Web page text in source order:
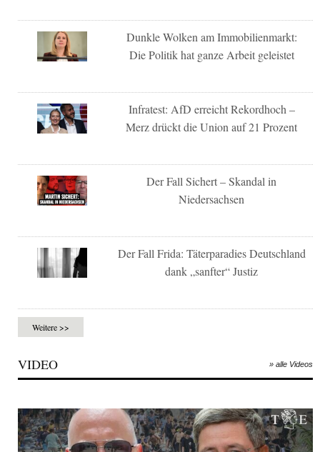
Dunkle Wolken am Immobilienmarkt:
Die Politik hat ganze Arbeit geleistet
Infratest: AfD erreicht Rekordhoch –
Merz drückt die Union auf 21 Prozent
Der Fall Sichert – Skandal in
Niedersachsen
Der Fall Frida: Täterparadies Deutschland
dank „sanfter“ Justiz
Weitere >>
VIDEO » alle Videos